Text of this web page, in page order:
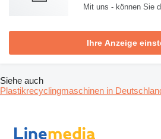
Mit uns - können Sie
Ihre Anzeige
Siehe auch
Plastikrecyclingmaschinen in